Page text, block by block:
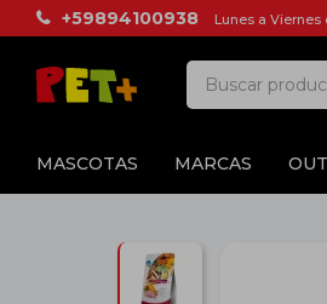
MASCOTAS MARCAS
+59894100938 Lunes a Viernes